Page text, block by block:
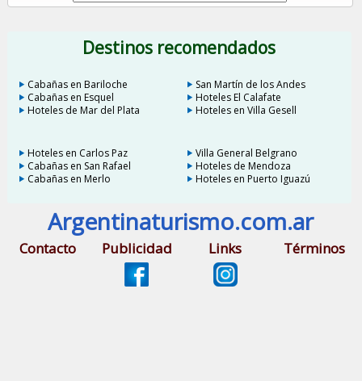
Destinos recomendados
Cabañas en Bariloche
San Martín de los Andes
Cabañas en Esquel
Hoteles El Calafate
Hoteles de Mar del Plata
Hoteles en Villa Gesell
Hoteles en Carlos Paz
Villa General Belgrano
Cabañas en San Rafael
Hoteles de Mendoza
Cabañas en Merlo
Hoteles en Puerto Iguazú
Argentinaturismo.com.ar
Contacto Publicidad Links Términos